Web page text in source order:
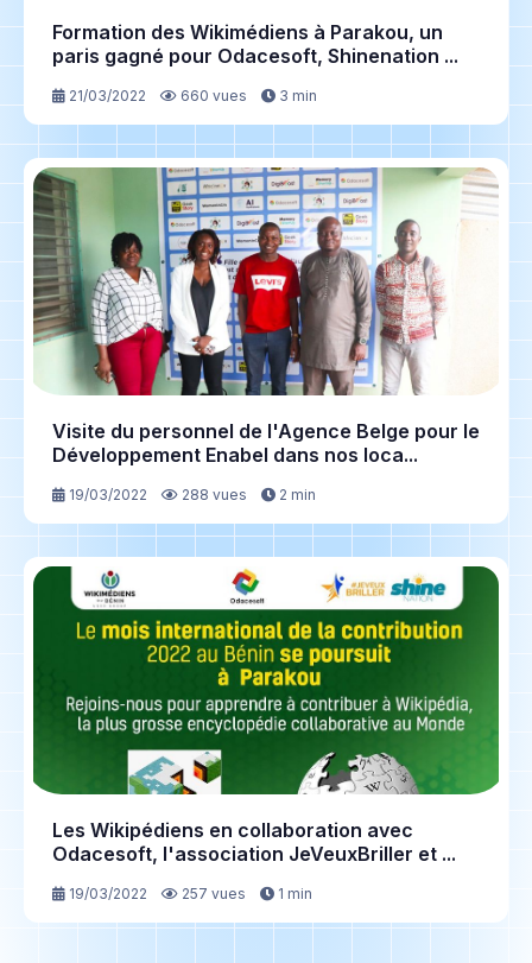
Formation des Wikimédiens à Parakou, un
paris gagné pour Odacesoft, Shinenation ...
21/03/2022 660 vues 3 min
Visite du personnel de l'Agence Belge pour le
Développement Enabel dans nos loca...
19/03/2022 288 vues 2 min
Les Wikipédiens en collaboration avec
Odacesoft, l'association JeVeuxBriller et ...
19/03/2022 257 vues 1 min